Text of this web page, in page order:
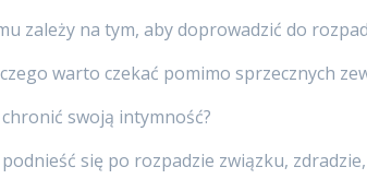
zależy na tym, aby doprowadzić do
warto czekać pomimo sprzecznych
chronić swoją intymność?
podnieść się po rozpadzie związku,